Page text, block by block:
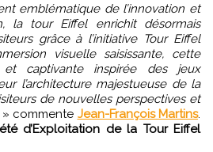
emblématique de l’innovation et
la tour Eiffel enrichit désormais
grâce à l’initiative Tour Eiffel
visuelle saisissante, cette
et captivante inspirée des jeux
l’architecture majestueuse de la
de nouvelles perspectives et
commente Jean-François Martins.
d’Exploitation de la Tour Eiffel